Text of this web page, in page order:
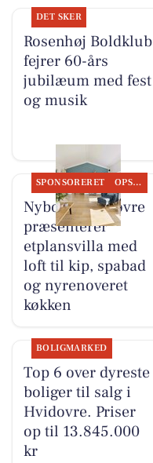
DET SKER
Rosenhøj Boldklub
fejrer 60-års
jubilæum med fest
og musik
SPONSORERET OPSLAGSTAVLEN
Nybolig Hvidovre
præsenterer
etplansvilla med
loft til kip, spabad
og nyrenoveret
køkken
BOLIGMARKED
Top 6 over dyreste
boliger til salg i
Hvidovre. Priser
op til 13.845.000
kr